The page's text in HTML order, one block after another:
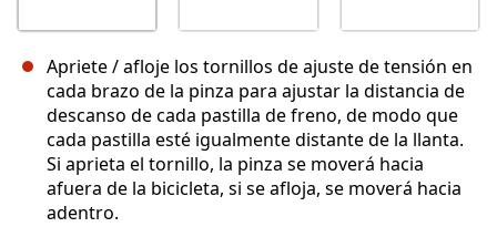
Apriete / afloje los tornillos de ajuste de tensión en
cada brazo de la pinza para ajustar la distancia de
descanso de cada pastilla de freno, de modo que
cada pastilla esté igualmente distante de la llanta.
Si aprieta el tornillo, la pinza se moverá hacia
afuera de la bicicleta, si se afloja, se moverá hacia
adentro.